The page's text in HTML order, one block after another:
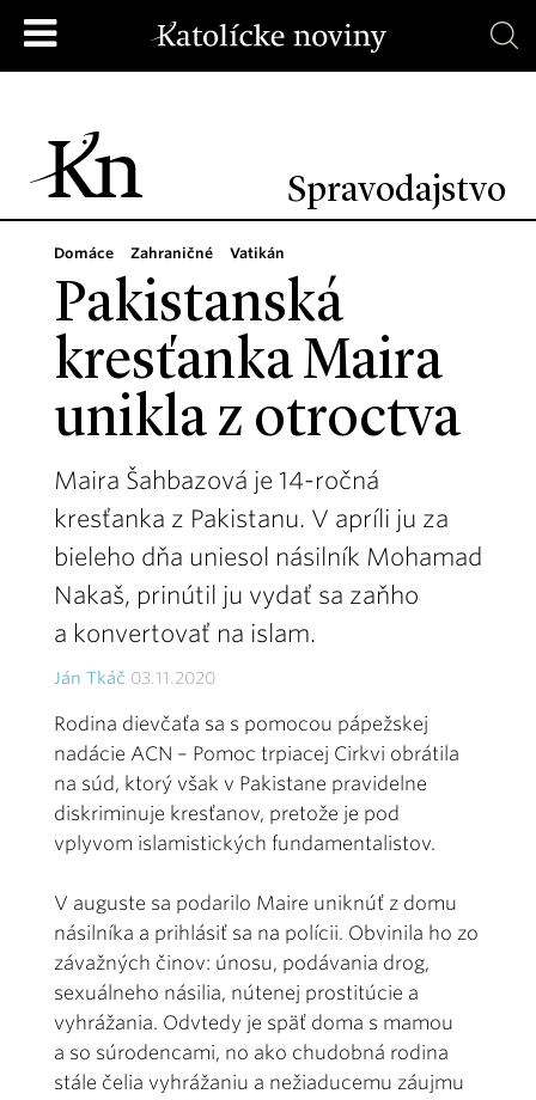
Spravodajstvo
Domáce Zahraničné Vatikán
Pakistanská
kresťanka Maira
unikla z otroctva
Maira Šahbazová je 14-ročná
kresťanka z Pakistanu. V apríli ju za
bieleho dňa uniesol násilník Mohamad
Nakaš, prinútil ju vydať sa zaňho
a konvertovať na islam.
Ján Tkáč 03.11.2020
Rodina dievčaťa sa s pomocou pápežskej
nadácie ACN – Pomoc trpiacej Cirkvi obrátila
na súd, ktorý však v Pakistane pravidelne
diskriminuje kresťanov, pretože je pod
vplyvom islamistických fundamentalistov.
V auguste sa podarilo Maire uniknúť z domu
násilníka a prihlásiť sa na polícii. Obvinila ho zo
závažných činov: únosu, podávania drog,
sexuálneho násilia, nútenej prostitúcie a
vyhrážania. Odvtedy je späť doma s mamou
a so súrodencami, no ako chudobná rodina
stále čelia vyhrážaniu a nežiaducemu záujmu